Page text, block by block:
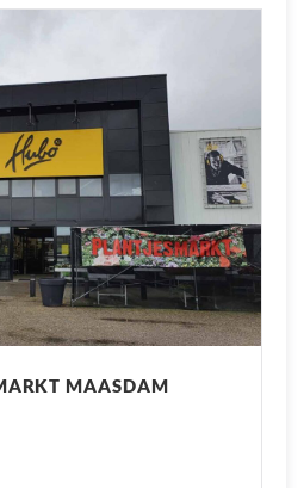
MAASDAM